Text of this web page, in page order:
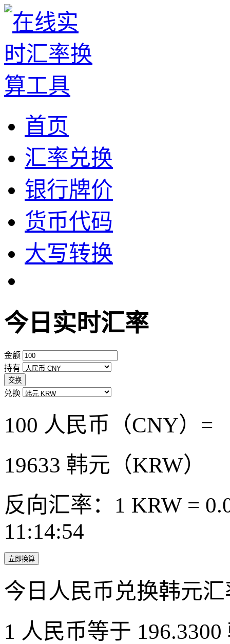
首页
汇率兑换
银行牌价
货币代码
大写转换
今日实时汇率
金额
持有
交换
兑换
100 人民币（CNY）=
19633 韩元（KRW）
反向汇率：1 KRW =
11:14:54
立即换算
今日人民币兑换韩元
1 人民币等于